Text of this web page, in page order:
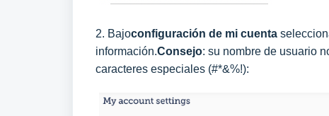
2. Bajoconfiguración de mi cuenta
información.Consejo: su nombre de usuario
caracteres especiales (#*&%!):